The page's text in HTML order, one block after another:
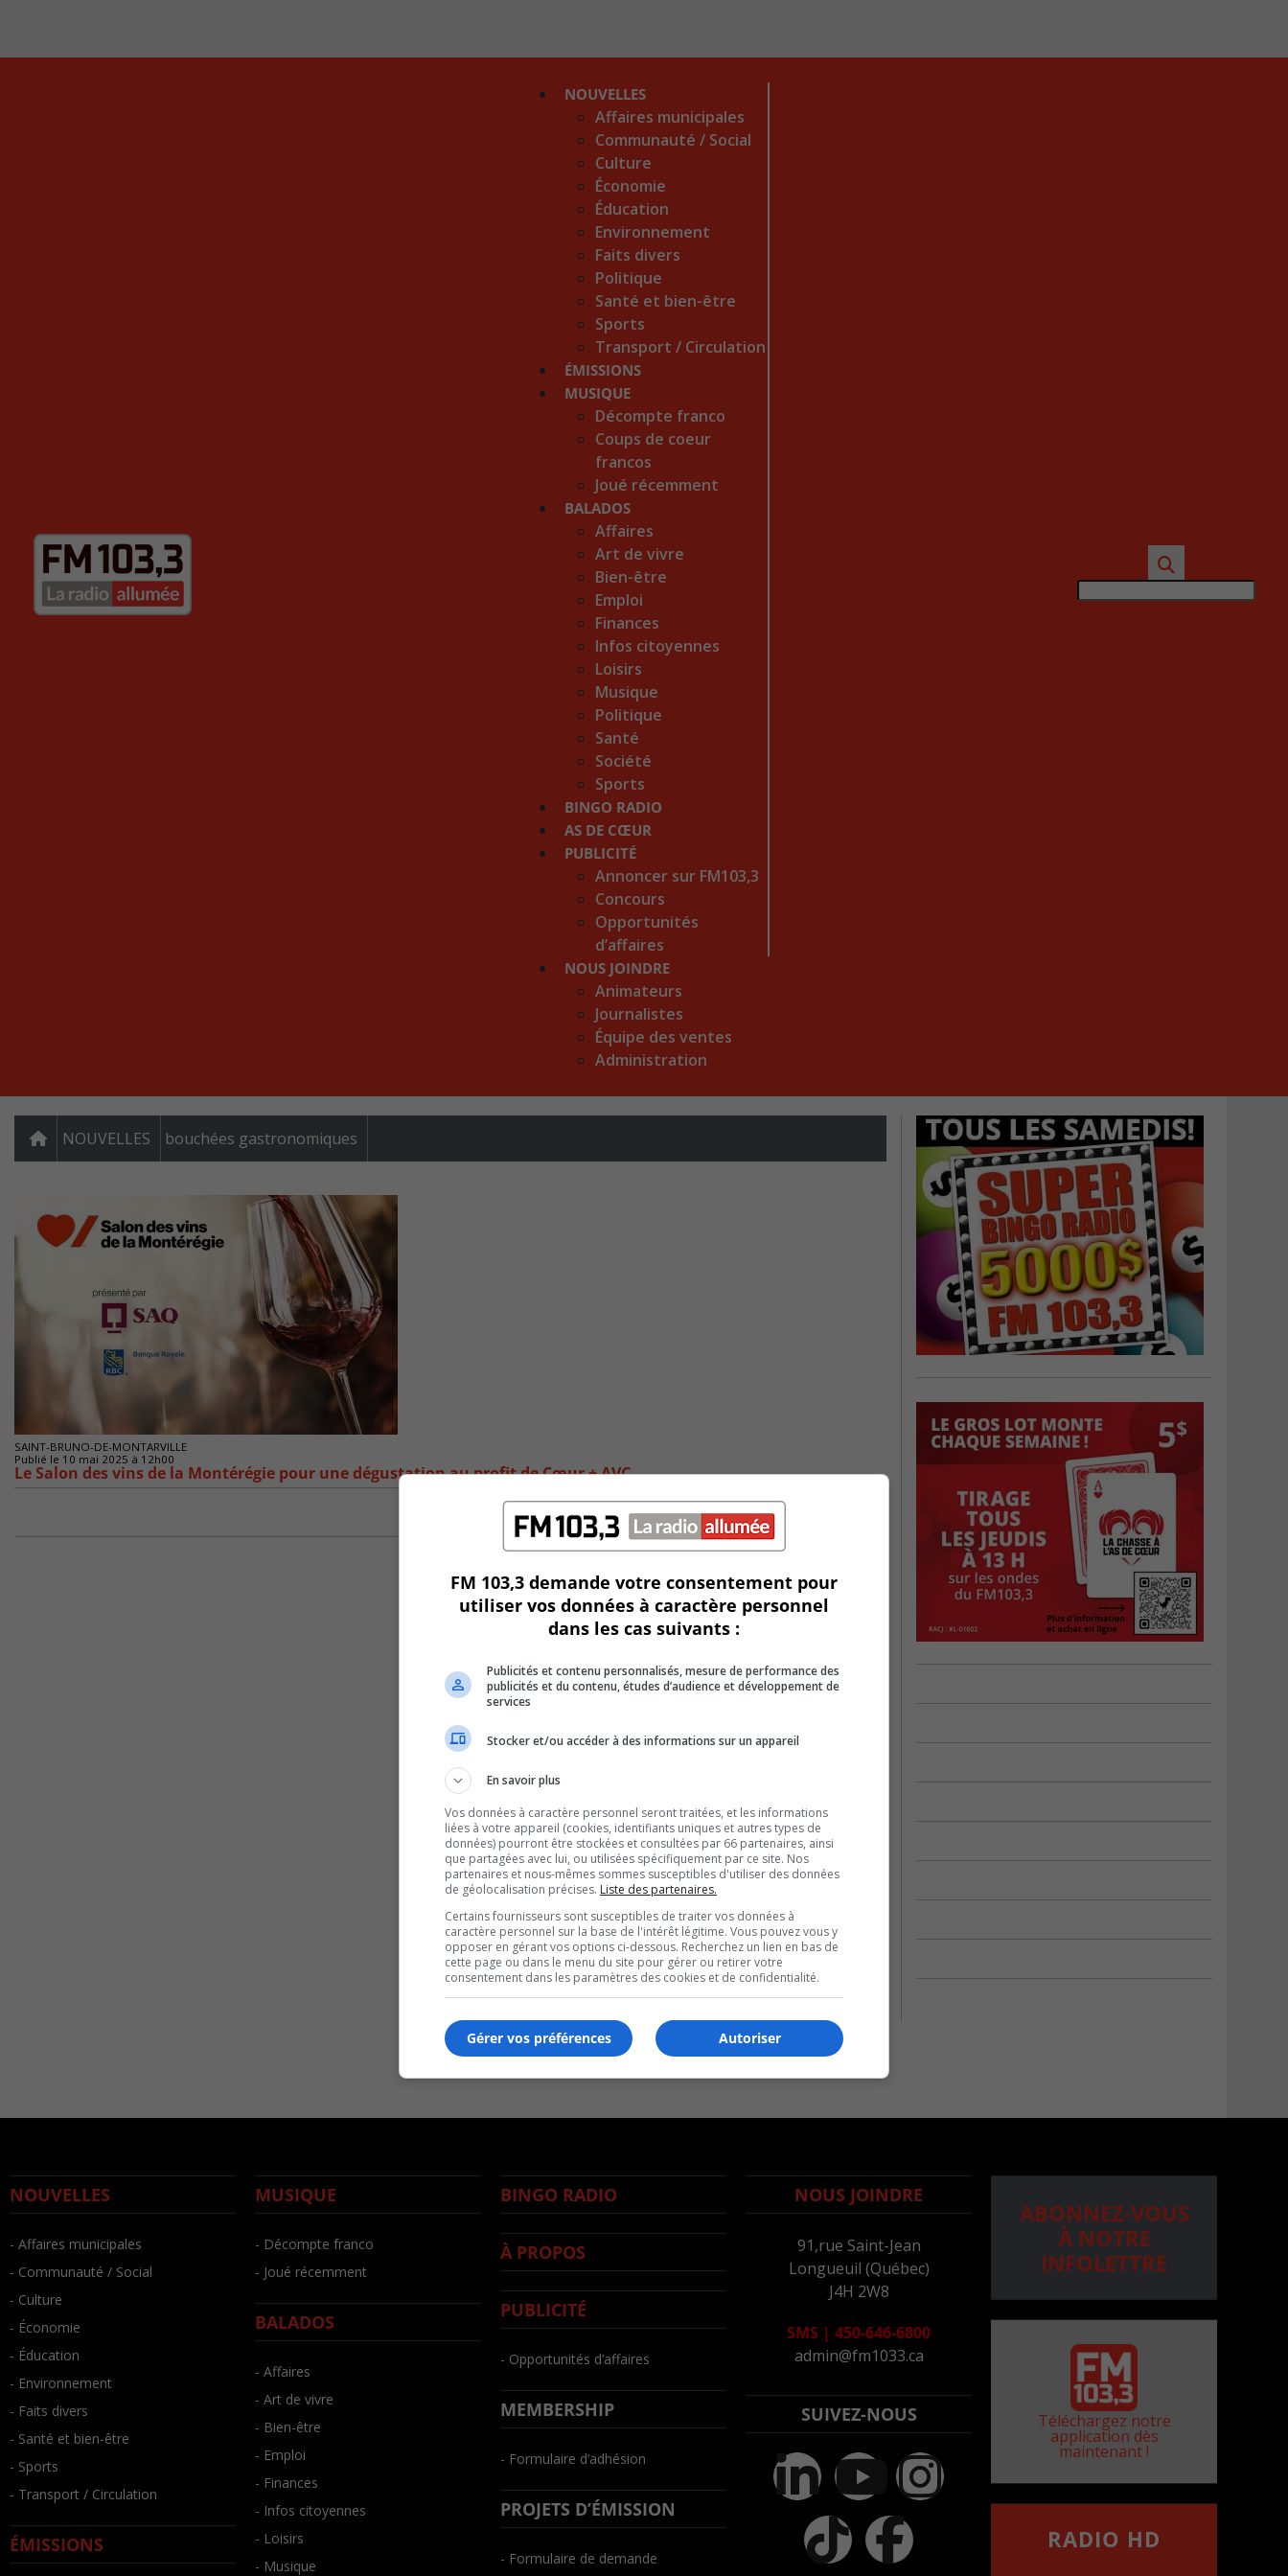
NOUVELLES
Affaires municipales
Communauté / Social
Culture
Économie
Éducation
Environnement
Faits divers
Politique
Santé et bien-être
Sports
Transport / Circulation
ÉMISSIONS
MUSIQUE
Décompte franco
Coups de coeur
francos
Joué récemment
BALADOS
Affaires
Art de vivre
Bien-être
Emploi
Finances
Infos citoyennes
Loisirs
Musique
Politique
Santé
Société
Sports
BINGO RADIO
AS DE CŒUR
PUBLICITÉ
Annoncer sur FM103,3
Concours
Opportunités
d’affaires
NOUS JOINDRE
Animateurs
Journalistes
Équipe des ventes
Administration
NOUVELLES bouchées gastronomiques
SAINT-BRUNO-DE-MONTARVILLE
Publié le 10 mai 2025 à 12h00
Le Salon des vins de la Montérégie pour une dégustation au profit de Cœur + AVC
NOUVELLES
- Affaires municipales
- Communauté / Social
- Culture
- Économie
- Éducation
- Environnement
- Faits divers
- Santé et bien-être
- Sports
- Transport / Circulation
ÉMISSIONS
MUSIQUE
- Décompte franco
- Joué récemment
BALADOS
- Affaires
- Art de vivre
- Bien-être
- Emploi
- Finances
- Infos citoyennes
- Loisirs
- Musique
BINGO RADIO
À PROPOS
PUBLICITÉ
- Opportunités d’affaires
MEMBERSHIP
- Formulaire d’adhésion
PROJETS D’ÉMISSION
- Formulaire de demande
NOUS JOINDRE
91,rue Saint-Jean
Longueuil (Québec)
J4H 2W8
SMS | 450-646-6800
admin@fm1033.ca
SUIVEZ-NOUS
ABONNEZ-VOUS
À NOTRE
INFOLETTRE
Téléchargez notre
application dès
maintenant !
RADIO HD
FM 103,3 demande votre consentement pour
utiliser vos données à caractère personnel
dans les cas suivants :
Publicités et contenu personnalisés, mesure de performance des
publicités et du contenu, études d’audience et développement de
services
Stocker et/ou accéder à des informations sur un appareil
En savoir plus
Vos données à caractère personnel seront traitées, et les informations
liées à votre appareil (cookies, identifiants uniques et autres types de
données) pourront être stockées et consultées par 66 partenaires, ainsi
que partagées avec lui, ou utilisées spécifiquement par ce site. Nos
partenaires et nous-mêmes sommes susceptibles d'utiliser des données
de géolocalisation précises. Liste des partenaires.
Certains fournisseurs sont susceptibles de traiter vos données à
caractère personnel sur la base de l'intérêt légitime. Vous pouvez vous y
opposer en gérant vos options ci-dessous. Recherchez un lien en bas de
cette page ou dans le menu du site pour gérer ou retirer votre
consentement dans les paramètres des cookies et de confidentialité.
Autoriser
Gérer vos préférences